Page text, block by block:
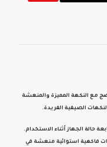
مع النكهة المميزة والمنعشة
الصيفية الفريدة.
حالة الجهاز أثناء الاستخدام.
فاكهية استوائية منعشة في